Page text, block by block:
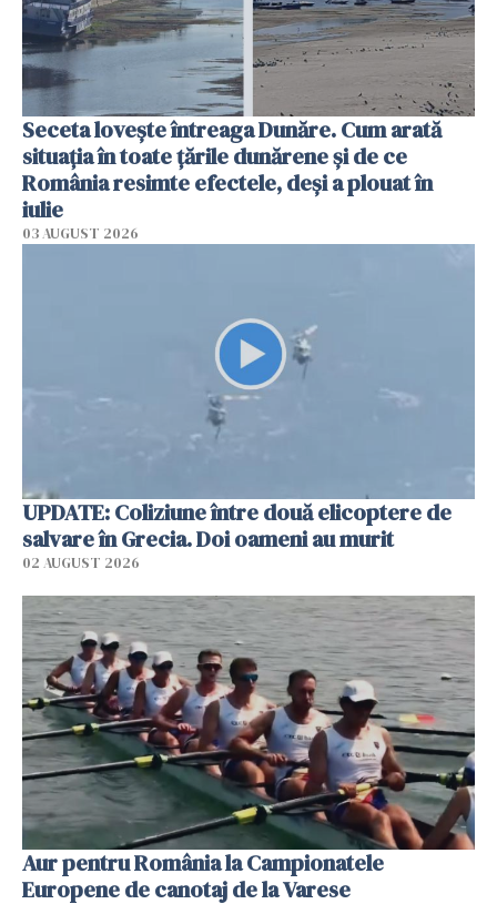
Seceta lovește întreaga Dunăre. Cum arată
situația în toate țările dunărene și de ce
România resimte efectele, deși a plouat în
iulie
03 AUGUST 2026
UPDATE: Coliziune între două elicoptere de
salvare în Grecia. Doi oameni au murit
02 AUGUST 2026
Aur pentru România la Campionatele
Europene de canotaj de la Varese